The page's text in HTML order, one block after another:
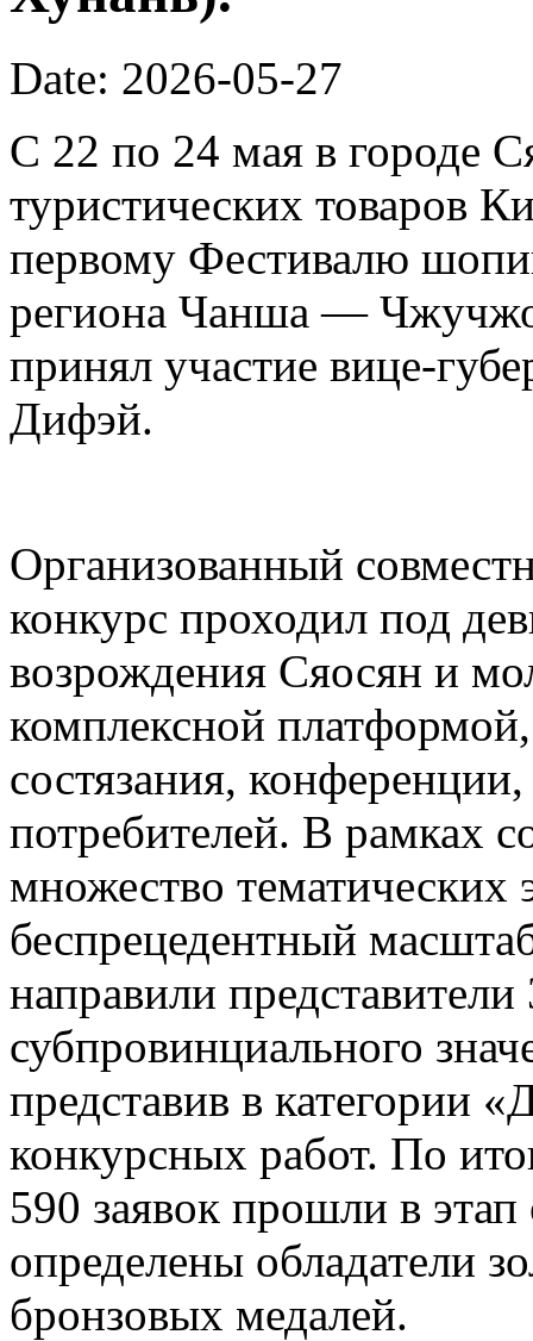
Date: 2026-05-27
С 22 по 24 мая в городе
туристических товаров
первому Фестивалю
региона Чанша —
принял участие вице-
Дифэй.
Организованный
конкурс проходил под
возрождения Сяосян и
комплексной
состязания,
потребителей. В рамках
множество тематических
беспрецедентный
направили
субпровинциального
представив в категории
конкурсных работ. По
590 заявок прошли в
определены обладатели
бронзовых медалей.